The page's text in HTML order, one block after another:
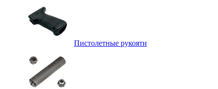
Пистолетные рукояти